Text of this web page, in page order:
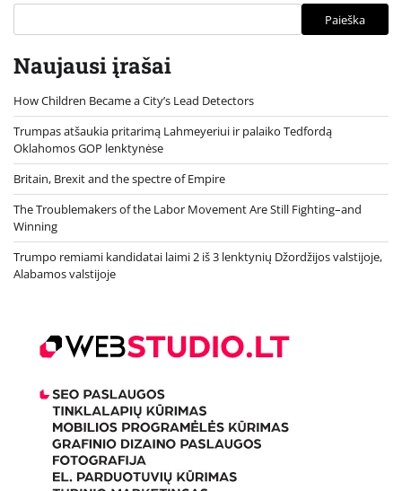
Paieška
Naujausi įrašai
How Children Became a City’s Lead Detectors
Trumpas atšaukia pritarimą Lahmeyeriui ir palaiko Tedfordą
Oklahomos GOP lenktynėse
Britain, Brexit and the spectre of Empire
The Troublemakers of the Labor Movement Are Still Fighting–and
Winning
Trumpo remiami kandidatai laimi 2 iš 3 lenktynių Džordžijos valstijoje,
Alabamos valstijoje